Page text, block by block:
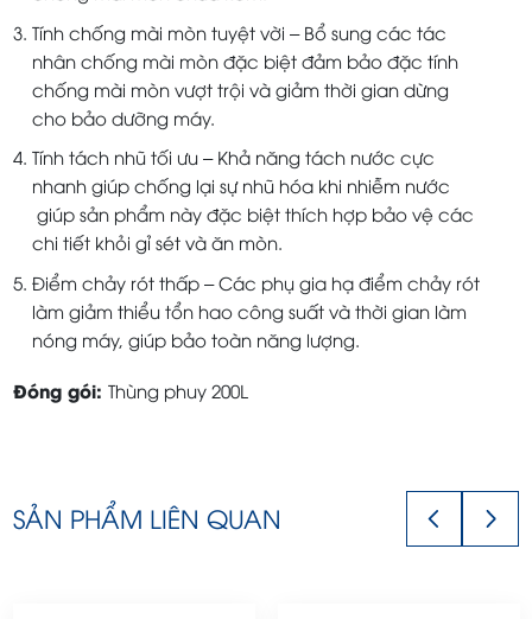
Tính chống mài mòn tuyệt vời – Bổ sung các tác
nhân chống mài mòn đặc biệt đảm bảo đặc tính
chống mài mòn vượt trội và giảm thời gian dừng
cho bảo dưỡng máy.
Tính tách nhũ tối ưu – Khả năng tách nước cực
nhanh giúp chống lại sự nhũ hóa khi nhiễm nước
giúp sản phẩm này đặc biệt thích hợp bảo vệ các
chi tiết khỏi gỉ sét và ăn mòn.
Điểm chảy rót thấp – Các phụ gia hạ điểm chảy rót
làm giảm thiểu tổn hao công suất và thời gian làm
nóng máy, giúp bảo toàn năng lượng.
Đóng gói:Thùng phuy 200L
SẢN PHẨM LIÊN QUAN